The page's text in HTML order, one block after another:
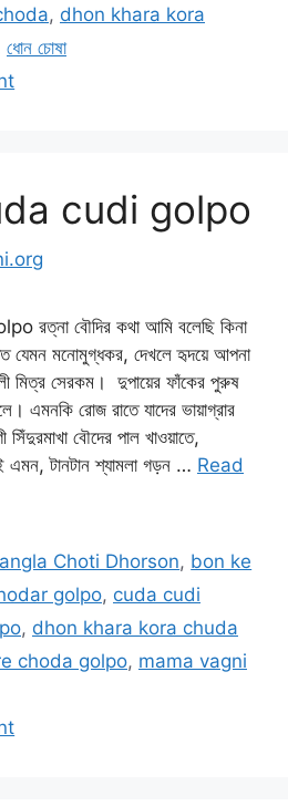
, dhon khara kora
ধোন চোষা
cudi golpo
বৌদির কথা আমি বলেছি কিনা
যেমন মনোমুগ্ধকর, দেখলে হৃদয়ে আপনা
মিত্র সেরকম। দুপায়ের ফাঁকের পুরুষ
এমনকি রোজ রাতে যাদের ভায়াগ্রার
বৌদের পাল খাওয়াতে,
এমন, টানটান শ্যামলা গড়ন … Read
Choti Dhorson, bon ke
golpo, cuda cudi
, dhon khara kora chuda
choda golpo, mama vagni